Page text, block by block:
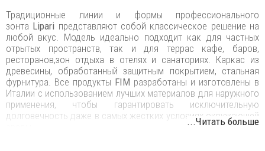
Традиционные линии и формы профессионального
зонта Lipari представляют собой классическое решение на
любой вкус. Модель идеально подходит как для частных
отрытых пространств, так и для террас кафе, баров,
ресторанов,зон отдыха в отелях и санаториях. Каркас из
древесины, обработанный защитным покрытием, стальная
фурнитура. Все продукты FIM разработаны и изготовлены в
Италии с использованием лучших материалов для наружного
применения, чтобы гарантировать исключительную
долговечность даже в самых жестких условиях окружающей
...Читать больше